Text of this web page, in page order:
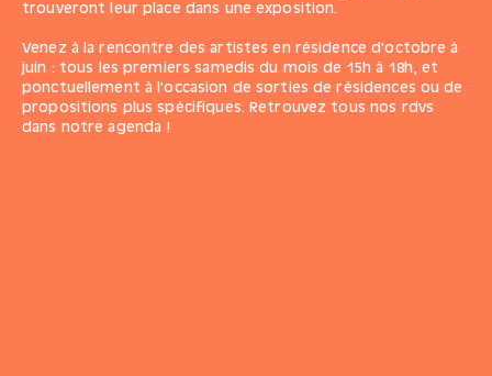
trouveront leur place dans une exposition.
Venez à la rencontre des artistes en résidence d'octobre à
juin : tous les premiers samedis du mois de 15h à 18h, et
ponctuellement à l'occasion de sorties de résidences ou de
propositions plus spécifiques. Retrouvez tous nos rdvs
dans notre agenda !